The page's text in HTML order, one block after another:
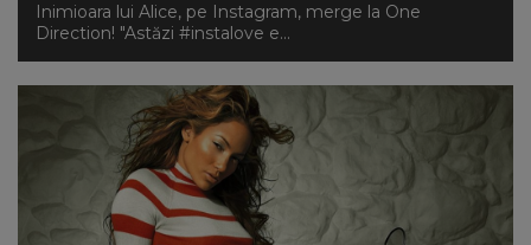
Inimioara lui Alice, pe Instagram, merge la One
Direction! "Astăzi #instalove e...